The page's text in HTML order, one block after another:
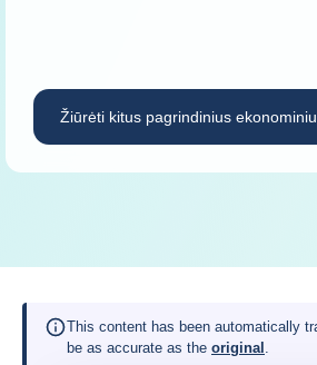
Žiūrėti kitus pagrindinius
This content has been automatically
be as accurate as the original .